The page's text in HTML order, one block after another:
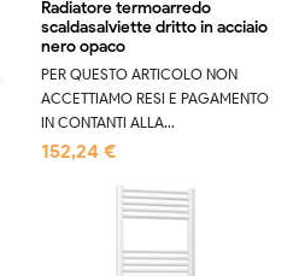
Radiatore termoarredo
scaldasalviette dritto in acciaio
nero opaco
PER QUESTO ARTICOLO NON
ACCETTIAMO RESI E PAGAMENTO
IN CONTANTI ALLA...
152,24 €